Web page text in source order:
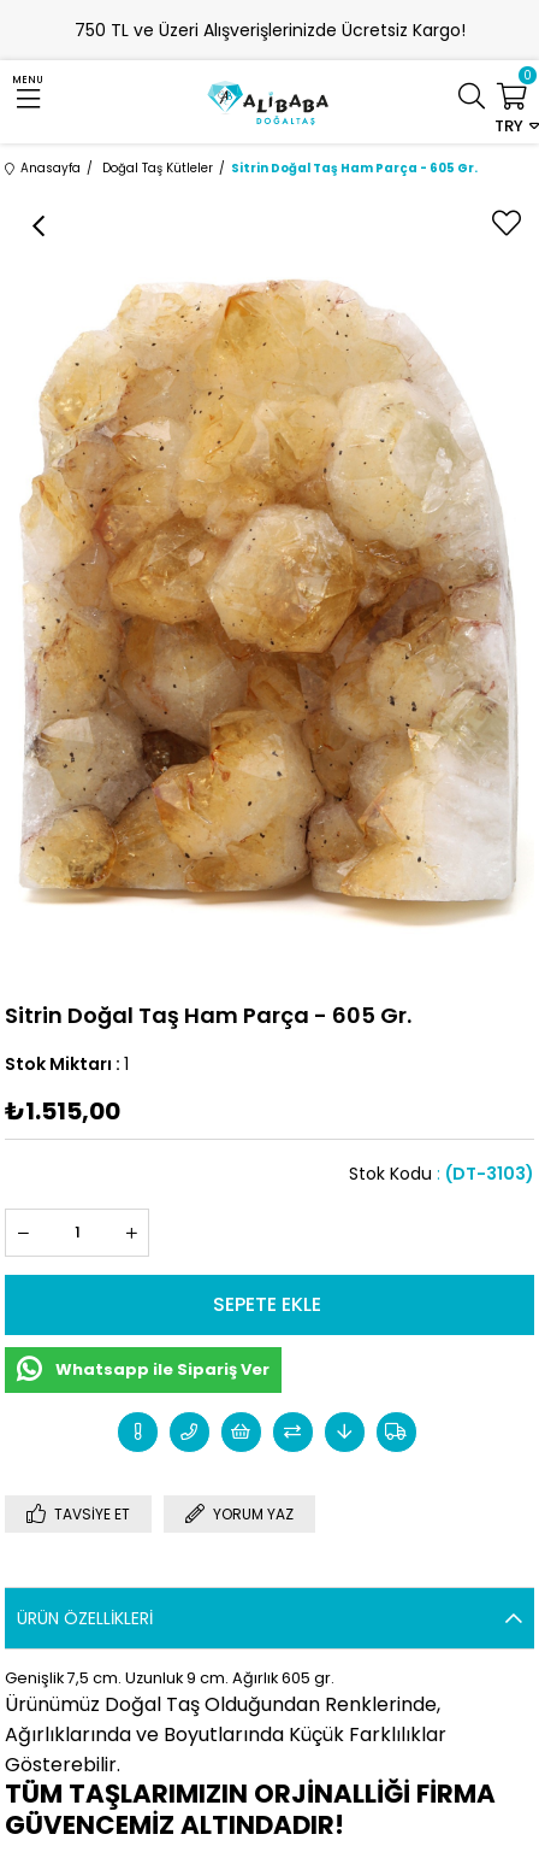
750 TL ve Üzeri Alışverişlerinizde Ücretsiz Kargo!
MENU
TRY
0
Anasayfa Doğal Taş Kütleler Sitrin Doğal Taş Ham Parça - 605 Gr.
Sitrin Doğal Taş Ham Parça - 605 Gr.
Stok Miktarı : 1
₺1.515,00
(DT-3103)
Stok Kodu
Whatsapp ile Sipariş Ver
TAVSIYE ET YORUM YAZ
ÜRÜN ÖZELLIKLERI
Genişlik 7,5 cm.Uzunluk 9 cm.Ağırlık 605 gr.
Ürünümüz Doğal Taş Olduğundan Renklerinde,
Ağırlıklarında ve Boyutlarında Küçük Farklılıklar
Gösterebilir.
TÜM TAŞLARIMIZIN ORJİNALLİĞİ FİRMA
GÜVENCEMİZ ALTINDADIR!